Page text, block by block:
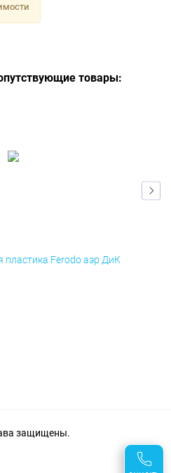
товары:
пластика Ferodo аэр ДиК
защищены.